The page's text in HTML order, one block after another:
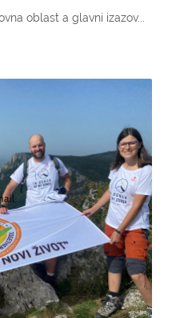
oblast a glavni izazov...